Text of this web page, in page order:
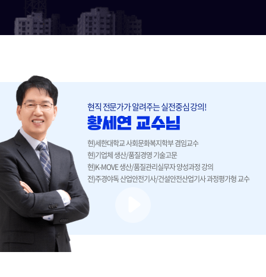
현직 전문가가 알려주는 실전중심 강의!
현)세한대학교 사회문화복지학부 겸임교수
현)기업체 생산/품질경영 기술고문
현)K-MOVE 생산/품질관리실무자 양성과정 강의
전)주경야독 산업안전기사/건설안전산업기사 과정평가형 교수